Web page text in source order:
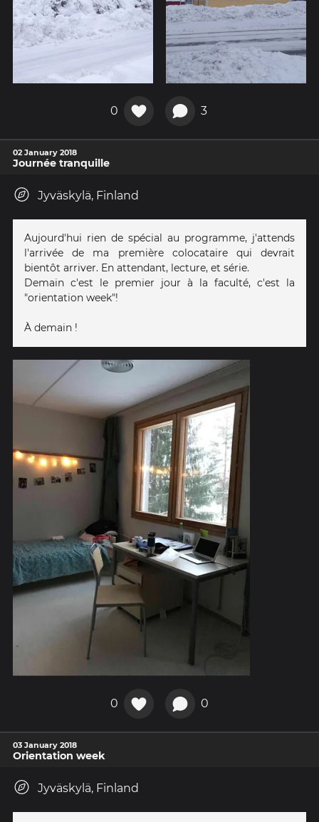
0 3
02 January 2018
Journée tranquille
Jyväskylä, Finland
Aujourd'hui rien de spécial au programme, j'attends
l'arrivée de ma première colocataire qui devrait
bientôt arriver. En attendant, lecture, et série.
Demain c'est le premier jour à la faculté, c'est la
"orientation week"!
À demain !
0 0
03 January 2018
Orientation week
Jyväskylä, Finland